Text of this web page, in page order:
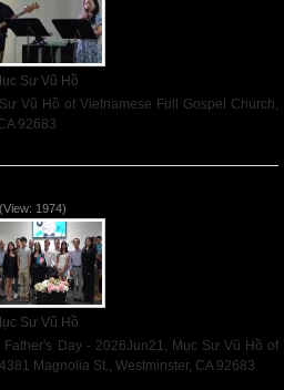
Sư Vũ Hồ
Vũ Hồ of Vietnamese Full Gospel Church,
92683
(View: 1974)
Sư Vũ Hồ
Day - 2026Jun21, Mục Sư Vũ Hồ of
Magnolia St., Westminster, CA 92683